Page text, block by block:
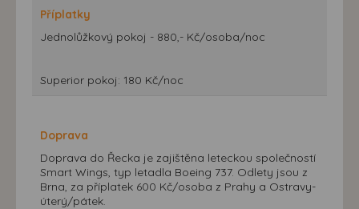
Příplatky
Jednolůžkový pokoj - 880,- Kč/osoba/noc
Superior pokoj: 180 Kč/noc
Doprava
Doprava do Řecka je zajištěna leteckou společností
Smart Wings, typ letadla Boeing 737. Odlety jsou z
Brna, za příplatek 600 Kč/osoba z Prahy a Ostravy-
úterý/pátek.